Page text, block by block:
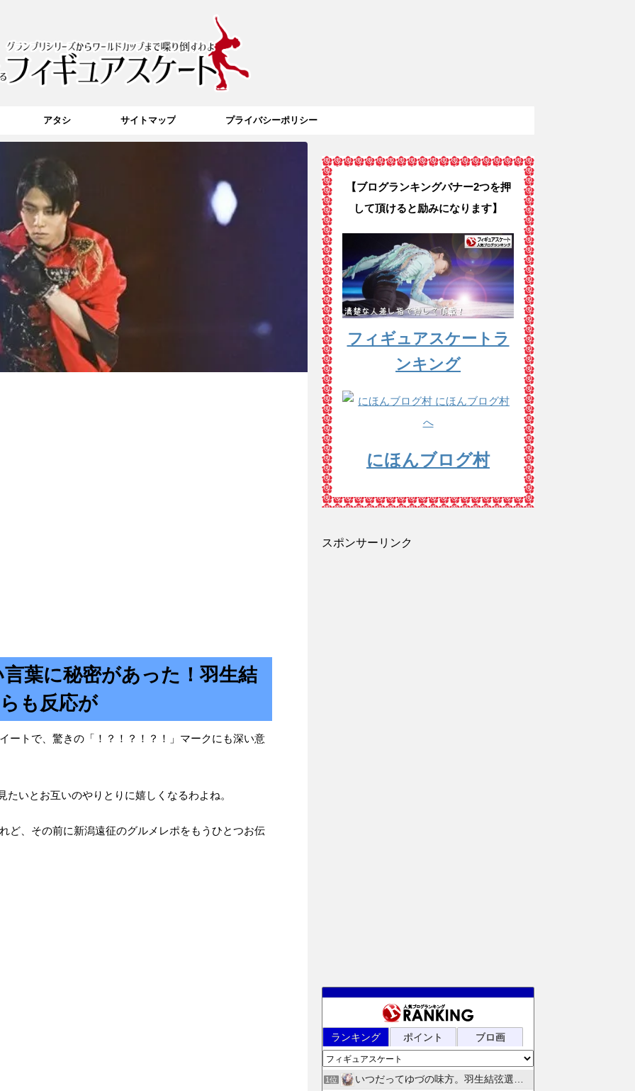
アタシ サイトマップ プライバシーポリシー
葉に秘密があった！羽生結
も反応が
ートで、驚きの「！？！？！？！」マークにも深い意
いとお互いのやりとりに嬉しくなるわよね。
ど、その前に新潟遠征のグルメレポをもうひとつお伝
【ブログランキングバナー2つを押
して頂けると励みになります】
フィギュアスケートラ
ンキング
にほんブログ村
スポンサーリンク
ランキング ポイント ブロ画
1位 いつだってゆづの味方。羽生結弦選手応援団 紫色のブログ